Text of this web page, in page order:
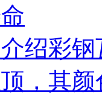
绍彩
，其